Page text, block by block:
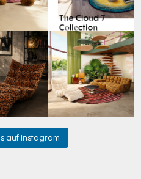
A
...
4
Take a walk on the wild
side. 🐆
Anlässlich...
104 1
auf Instagram